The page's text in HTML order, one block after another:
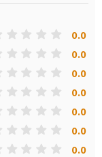
0.0
0.0
0.0
0.0
0.0
0.0
0.0